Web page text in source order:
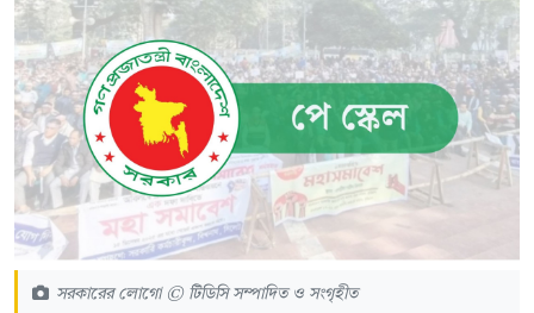
সরকারের লোগো © টিডিসি সম্পাদিত ও সংগৃহীত